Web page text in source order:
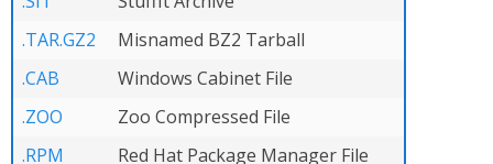
.TAR.GZ2
Misnamed BZ2 Tarball
.CAB
Windows Cabinet File
.ZOO
Zoo Compressed File
.RPM
Red Hat Package Manager File